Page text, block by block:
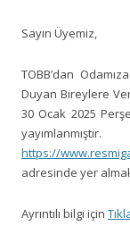
Sayın Üyemiz,
TOBB’dan
Duyan Bireylere
30 Ocak 2025
https://
adresinde yer
Ayrıntılı bilgi için